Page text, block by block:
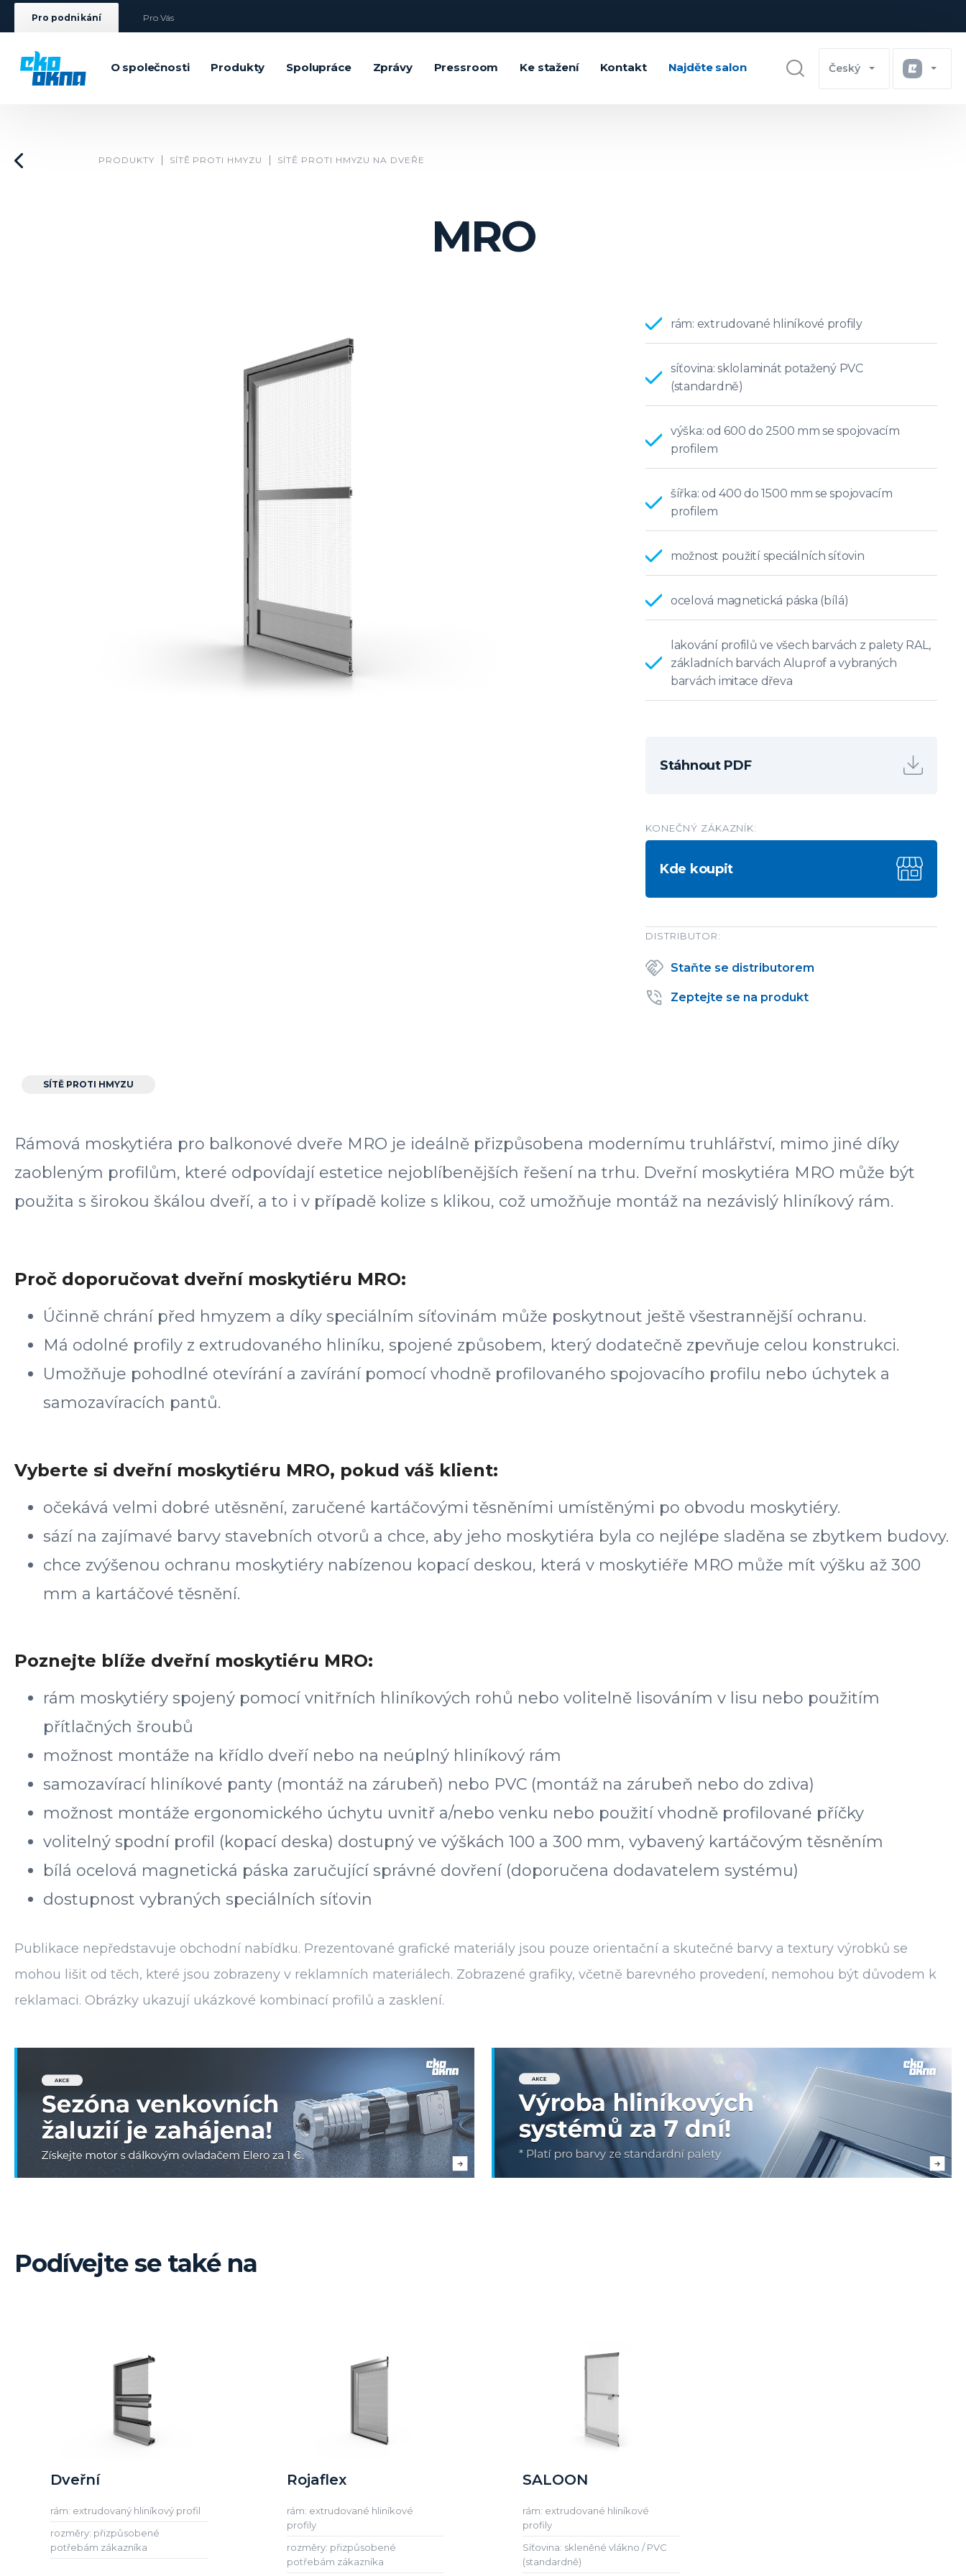
Pro podnikání Pro Vás
O společnosti Produkty Spolupráce Zprávy Pressroom Ke stažení Kontakt Najděte salon Český
PRODUKTY SÍTĚ PROTI HMYZU SÍTĚ PROTI HMYZU NA DVEŘE
MRO
rám: extrudované hliníkové profily
síťovina: sklolaminát potažený PVC
(standardně)
výška: od 600 do 2500 mm se spojovacím
profilem
šířka: od 400 do 1500 mm se spojovacím
profilem
možnost použití speciálních síťovin
ocelová magnetická páska (bílá)
lakování profilů ve všech barvách z palety RAL,
základních barvách Aluprof a vybraných
barvách imitace dřeva
Stáhnout PDF
KONEČNÝ ZÁKAZNÍK:
Kde koupit
DISTRIBUTOR:
Staňte se distributorem
Zeptejte se na produkt
SÍTĚ PROTI HMYZU
Rámová moskytiéra pro balkonové dveře MRO je ideálně přizpůsobena modernímu truhlářství, mimo jiné díky
zaobleným profilům, které odpovídají estetice nejoblíbenějších řešení na trhu. Dveřní moskytiéra MRO může být
použita s širokou škálou dveří, a to i v případě kolize s klikou, což umožňuje montáž na nezávislý hliníkový rám.
Proč doporučovat dveřní moskytiéru MRO:
Účinně chrání před hmyzem a díky speciálním síťovinám může poskytnout ještě všestrannější ochranu.
Má odolné profily z extrudovaného hliníku, spojené způsobem, který dodatečně zpevňuje celou konstrukci.
Umožňuje pohodlné otevírání a zavírání pomocí vhodně profilovaného spojovacího profilu nebo úchytek a
samozavíracích pantů.
Vyberte si dveřní moskytiéru MRO, pokud váš klient:
očekává velmi dobré utěsnění, zaručené kartáčovými těsněními umístěnými po obvodu moskytiéry.
sází na zajímavé barvy stavebních otvorů a chce, aby jeho moskytiéra byla co nejlépe sladěna se zbytkem budovy.
chce zvýšenou ochranu moskytiéry nabízenou kopací deskou, která v moskytiéře MRO může mít výšku až 300
mm a kartáčové těsnění.
Poznejte blíže dveřní moskytiéru MRO:
rám moskytiéry spojený pomocí vnitřních hliníkových rohů nebo volitelně lisováním v lisu nebo použitím
přítlačných šroubů
možnost montáže na křídlo dveří nebo na neúplný hliníkový rám
samozavírací hliníkové panty (montáž na zárubeň) nebo PVC (montáž na zárubeň nebo do zdiva)
možnost montáže ergonomického úchytu uvnitř a/nebo venku nebo použití vhodně profilované příčky
volitelný spodní profil (kopací deska) dostupný ve výškách 100 a 300 mm, vybavený kartáčovým těsněním
bílá ocelová magnetická páska zaručující správné dovření (doporučena dodavatelem systému)
dostupnost vybraných speciálních síťovin
Publikace nepředstavuje obchodní nabídku. Prezentované grafické materiály jsou pouze orientační a skutečné barvy a textury výrobků se
mohou lišit od těch, které jsou zobrazeny v reklamních materiálech. Zobrazené grafiky, včetně barevného provedení, nemohou být důvodem k
reklamaci. Obrázky ukazují ukázkové kombinací profilů a zasklení.
Podívejte se také na
Dveřní
rám: extrudovaný hliníkový profil
rozměry: přizpůsobené
potřebám zákazníka
Rojaflex
rám: extrudované hliníkové
profily
rozměry: přizpůsobené
potřebám zákazníka
SALOON
rám: extrudované hliníkové
profily
Síťovina: skleněné vlákno / PVC
(standardně)